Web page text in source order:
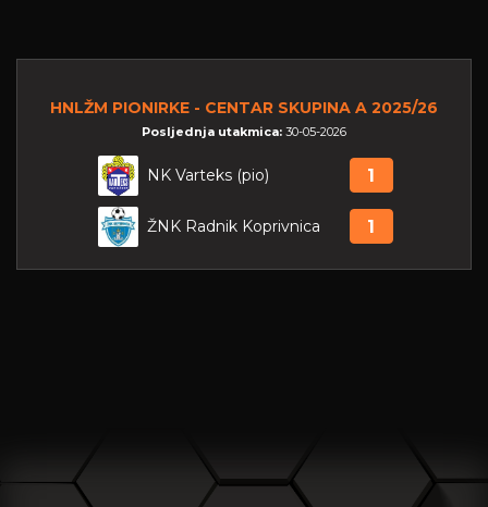
HNLŽM PIONIRKE - CENTAR SKUPINA A 2025/26
Posljednja utakmica: 30-05-2026
NK Varteks (pio) 1
ŽNK Radnik Koprivnica 1